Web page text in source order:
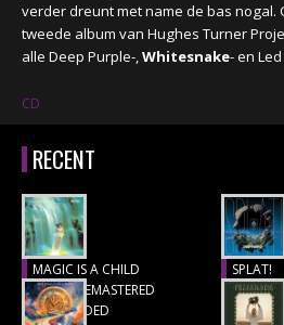
verder dreunt met name de bas nogal.
tweede album van Hughes Turner
alle Deep Purple-,Whitesnake- en
CD
RECENT
MAGIC IS A CHILD
(1977), REMASTERED
& EXTENDED
SPLAT!
Recensie